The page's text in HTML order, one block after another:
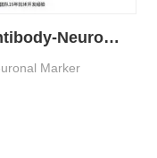
GAP43 Rabbit Polyclonal Antibody-Neuronal Marker
Marker